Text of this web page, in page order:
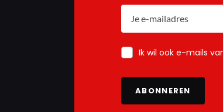
Ik wil ook e-mails
ABONNEREN